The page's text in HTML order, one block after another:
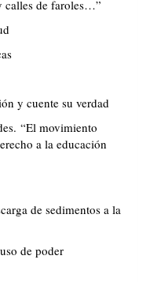
calles de faroles…”
y cuente su verdad
“El movimiento
a la educación
de sedimentos a la
de poder